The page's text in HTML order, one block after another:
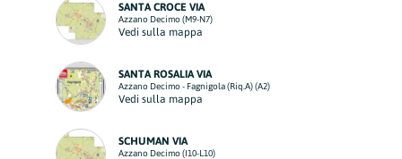
SANTA CROCE VIA
Azzano Decimo (M9-N7)
Vedi sulla mappa
SANTA ROSALIA VIA
Azzano Decimo - Fagnigola (Riq.A) (A2)
Vedi sulla mappa
SCHUMAN VIA
Azzano Decimo (I10-L10)